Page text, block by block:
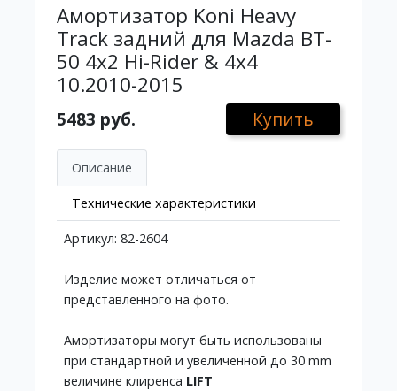
Амортизатор Koni Heavy
Track задний для Mazda BT-
50 4x2 Hi-Rider & 4x4
10.2010-2015
5483 руб. Купить
Описание
Технические характеристики
Артикул: 82-2604
Изделие может отличаться от
представленного на фото.
Амортизаторы могут быть использованы
при стандартной и увеличенной до 30 mm
величине клиренса LIFT